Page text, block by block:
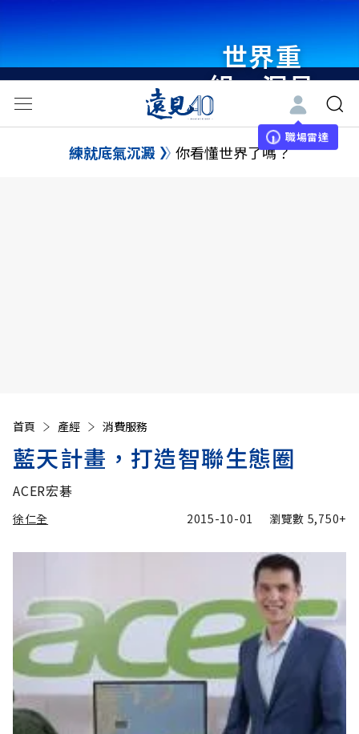
世界重
組・洞見
未來 與
世界領袖
職場雷達
練就底氣沉澱 你看懂世界了嗎？
首頁 產經 消費服務
藍天計畫，打造智聯生態圈
ACER宏碁
徐仁全 2015-10-01 瀏覽數 5,750+